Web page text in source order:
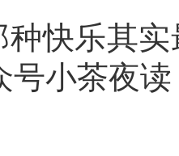
种快乐其
号小茶夜读